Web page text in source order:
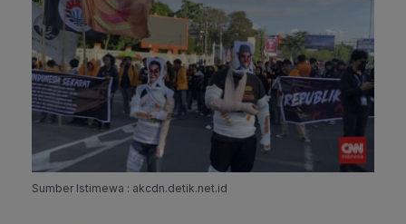
Sumber Istimewa : akcdn.detik.net.id